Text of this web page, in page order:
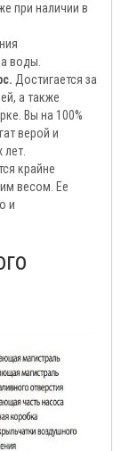
при наличии в
воды.
Достигается за
а также
Вы на 100%
верой и
крайне
весом. Ее
и